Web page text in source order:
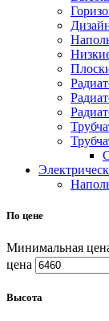
По цене
Минимальная
цена
Высота